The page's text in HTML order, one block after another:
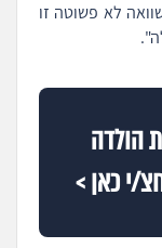
לא פשוטה זו
הולדה
י כאן >